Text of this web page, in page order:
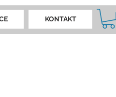
KONTAKT